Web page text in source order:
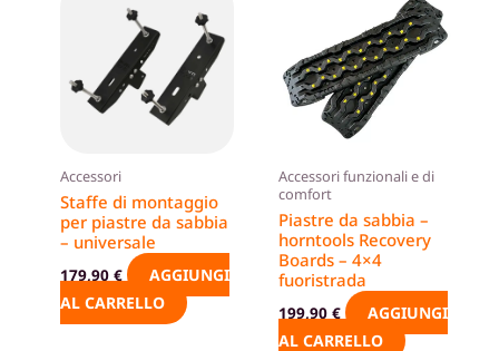
Accessori
Staffe di montaggio
per piastre da sabbia
– universale
179,90€
AGGIUNGI
AL CARRELLO
Accessori funzionali e di
comfort
Piastre da sabbia –
horntools Recovery
Boards – 4×4
fuoristrada
199,90 €
AGGIUNGI
AL CARRELLO